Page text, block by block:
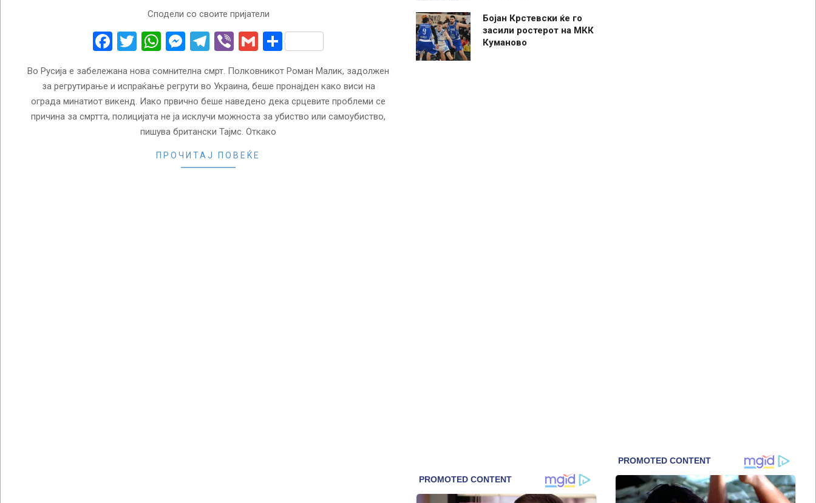
Сподели со своите пријатели
Facebook
Twitter
WhatsApp
Messenger
Telegram
ViberGmailShare
Во Русија е забележана нова сомнителна смрт. Полковникот Роман Малик, задолжен
за регрутирање и испраќање регрути во Украина, беше пронајден како виси на
ограда минатиот викенд. Иако првично беше наведено дека срцевите проблеми се
причина за смртта, полицијата не ја исклучи можноста за убиство или самоубиство,
пишува британски Тајмс. Откако
ПРОЧИТАЈ ПОВЕЌЕ
Бојан Крстевски ќе го
засили ростерот на МКК
Куманово